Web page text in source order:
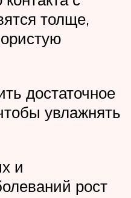
толще,
достаточное
увлажнять
и
рост